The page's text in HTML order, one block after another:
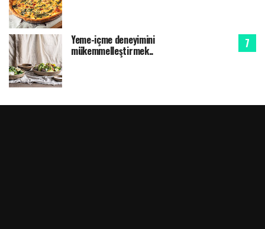
Yeme-içme deneyimini
mükemmelleştirmek..